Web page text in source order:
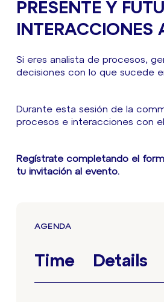
PRESENTE Y
Si eres analista de procesos,
decisiones con lo que sucede
Durante esta sesión de la
procesos e interacciones con
Regístrate completando el
tu invitación al evento.
AGENDA
Time Details